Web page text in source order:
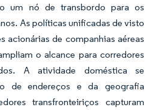
um nó de transbordo para os
As políticas unificadas de visto
acionárias de companhias aéreas
o alcance para corredores
A atividade doméstica se
de endereços e da geografia
transfronteiriços capturam